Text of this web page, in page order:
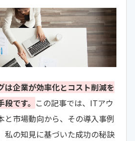
は企業が効率化とコスト削減を
です。 この記事では、ITアウ
と市場動向から、その導入事例
私の知見に基づいた成功の秘訣